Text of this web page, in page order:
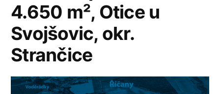
4.650 m², Otice u
Svojšovic, okr.
Strančice